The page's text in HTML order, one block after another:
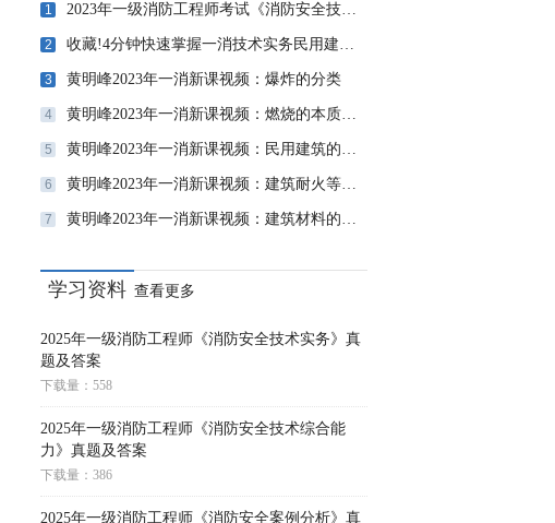
1 2023年一级消防工程师考试《消防安全技术实务》自测卷
2 收藏!4分钟快速掌握一消技术实务民用建筑特殊规定
3 黄明峰2023年一消新课视频：爆炸的分类
4 黄明峰2023年一消新课视频：燃烧的本质与条件
5 黄明峰2023年一消新课视频：民用建筑的耐火等级
6 黄明峰2023年一消新课视频：建筑耐火等级的确定
7 黄明峰2023年一消新课视频：建筑材料的燃烧性能分级
学习资料 查看更多
2025年一级消防工程师《消防安全技术实务》真
题及答案
下载量：558
2025年一级消防工程师《消防安全技术综合能
力》真题及答案
下载量：386
2025年一级消防工程师《消防安全案例分析》真